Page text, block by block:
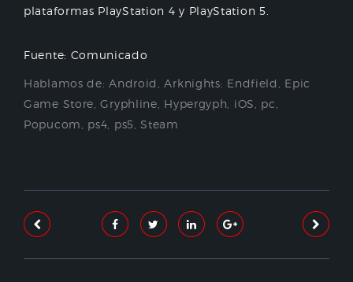
plataformas PlayStation 4 y PlayStation 5.
Fuente: Comunicado
Hablamos de:Android ,Arknights: Endfield
Epic
Game Store ,Gryphline Hypergyph iOS pc
Popucom
ps4 ps5 ,Steam